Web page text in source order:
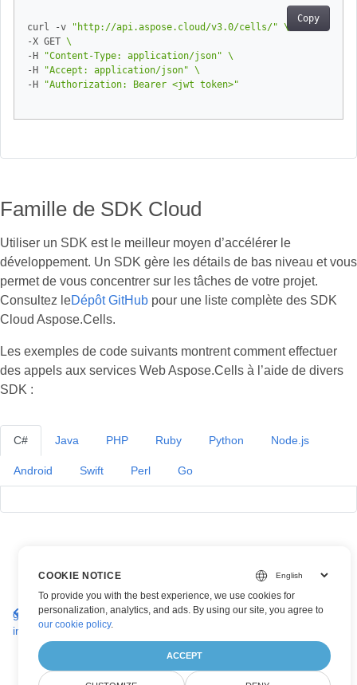
Copy
curl -v "http://api.aspose.cloud/v3.0/cells/"
-X GET
-H
"Content-Type: application/json"
-H
"Accept: application/json"
-H
"Authorization: Bearer <jwt token>"
Famille de SDK Cloud
Utiliser un SDK est le meilleur moyen d’accélérer le
développement. Un SDK gère les détails de bas niveau et vous
permet de vous concentrer sur les tâches de votre projet.
Consultez leDépôt GitHub pour une liste complète des SDK
Cloud Aspose.Cells.
Les exemples de code suivants montrent comment effectuer
des appels aux services Web Aspose.Cells à l’aide de divers
SDK :
C# Java PHP Ruby Python Node.js
Android Swift Perl Go
Convertir un
graphique en
image
Obtenir le format de remplissage d'une zone
de graphique à partir d'une feuille de calcul
COOKIE NOTICE
To provide you with the best experience, we use cookies for
personalization, analytics, and ads. By using our site, you agree to
our cookie policy.
ACCEPT